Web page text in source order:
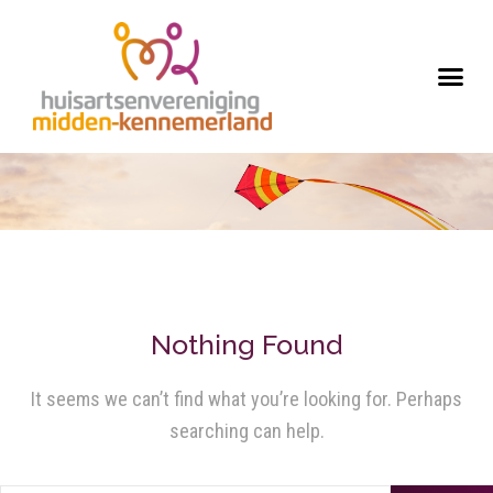
Nothing Found
It seems we can’t find what you’re looking for. Perhaps
searching can help.